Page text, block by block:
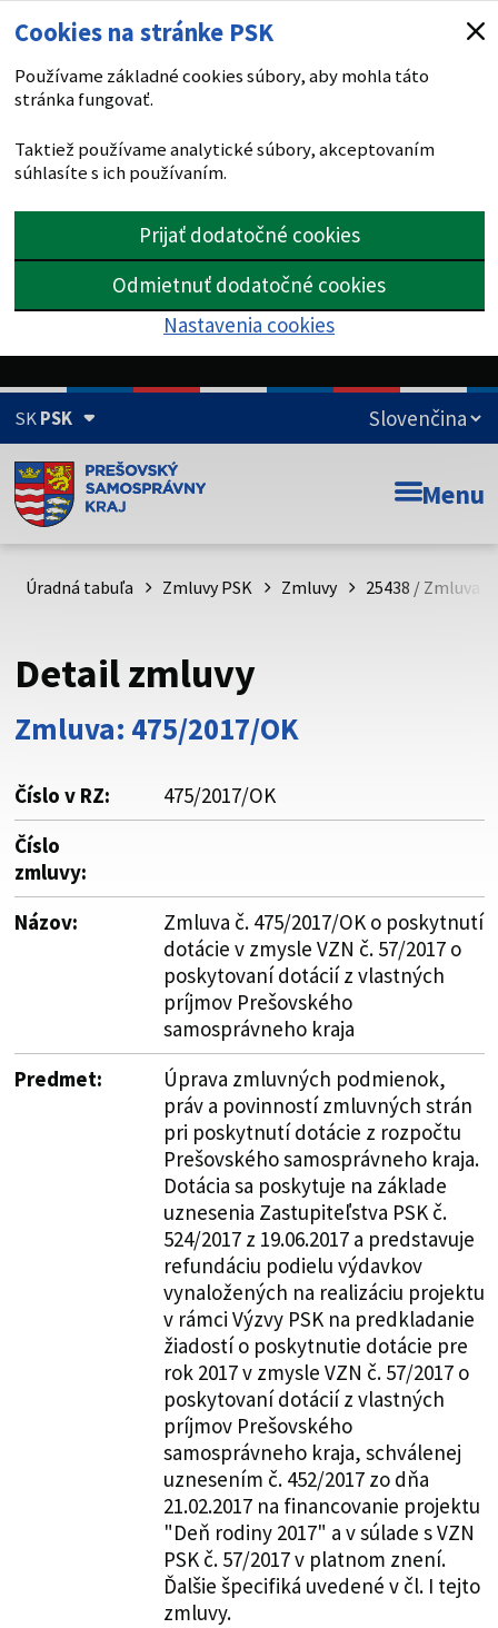
Cookies na stránke PSK
Používame základné cookies súbory, aby mohla táto
stránka fungovať.
Taktiež používame analytické súbory, akceptovaním
súhlasíte s ich používaním.
Prijať dodatočné cookies
Odmietnuť dodatočné cookies
Nastavenia cookies
SKPSK
Doména psk.sk je oficiálna
Toto je oficiálna webová stránka Prešovského
psk.sk.
Buďte pozorní a vždy sa uistite, že zdieľate informácie iba
cez zabezpečenú webovú stránku. Zabezpečená stránka
vždy začína https:// pred názvom domény webového sídla.
Menu
Úradná tabuľa Zmluvy PSK Zmluvy 25438 / Zmluva
Detail zmluvy
Zmluva: 475/2017/OK
Číslo v RZ:
475/2017/OK
Číslo
zmluvy:
Názov:
Zmluva č. 475/2017/OK o poskytnutí
dotácie v zmysle VZN č. 57/2017 o
poskytovaní dotácií z vlastných
príjmov Prešovského
samosprávneho kraja
Predmet:
Úprava zmluvných podmienok,
práv a povinností zmluvných strán
pri poskytnutí dotácie z rozpočtu
Prešovského samosprávneho kraja.
Dotácia sa poskytuje na základe
uznesenia Zastupiteľstva PSK č.
524/2017 z 19.06.2017 a predstavuje
refundáciu podielu výdavkov
vynaložených na realizáciu projektu
v rámci Výzvy PSK na predkladanie
žiadostí o poskytnutie dotácie pre
rok 2017 v zmysle VZN č. 57/2017 o
poskytovaní dotácií z vlastných
príjmov Prešovského
samosprávneho kraja, schválenej
uznesením č. 452/2017 zo dňa
21.02.2017 na financovanie projektu
"Deň rodiny 2017" a v súlade s VZN
PSK č. 57/2017 v platnom znení.
Ďalšie špecifiká uvedené v čl. I tejto
zmluvy.